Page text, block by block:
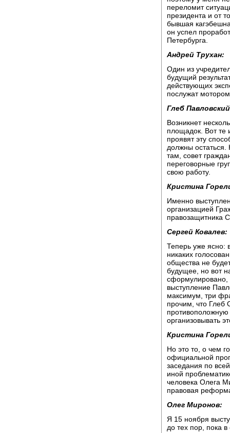
переломит
президента и от
бывшая
он успел
Петербурга.
Андрей Трухан:
Один из
будущий
действующих
послужат
Глеб
Возникнет
площадок. Вот те
проявят эту
должны остаться.
там, совет
переговорные
свою работу.
Кристина
Именно
организацией
правозащитника
Сергей Ковалев:
Теперь уже ясно:
никаких
общества не
будущее, но вот
сформулировано,
выступление
максимум, три
прочим, что Глеб
противоположную
организовывать
Кристина
Но это то, о чем
официальной
заседания по
иной
человека Олега
правовая
Олег Миронов:
Я 15 ноября
до тех пор, пока